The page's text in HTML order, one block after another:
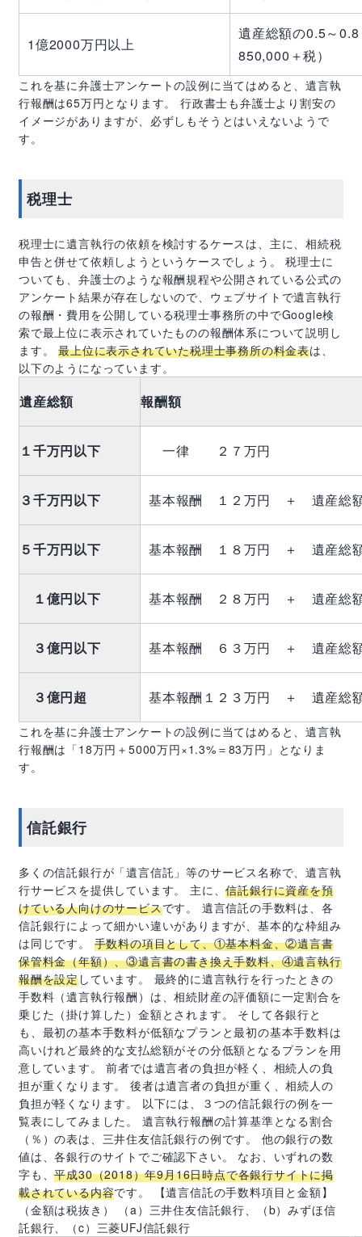
1億2000万円以上
遺産総額の0.5～
850,000＋税）
これを基に弁護士アンケートの設例に当てはめると、遺言執
行報酬は65万円となります。 行政書士も弁護士より割安の
イメージがありますが、必ずしもそうとはいえないようで
す。
税理士
税理士に遺言執行の依頼を検討するケースは、主に、相続税
申告と併せて依頼しようというケースでしょう。 税理士に
ついても、弁護士のような報酬規程や公開されている公式の
アンケート結果が存在しないので、ウェブサイトで遺言執行
の報酬・費用を公開している税理士事務所の中でGoogle検
索で最上位に表示されていたものの報酬体系について説明し
ます。最上位に表示されていた税理士事務所の料金表は、
以下のようになっています。
遺産総額 報酬額
１千万円以下 一律 ２７万円
３千万円以下 基本報酬 １２万円 ＋ 遺産総
５千万円以下 基本報酬 １８万円 ＋ 遺産総
１億円以下 基本報酬 ２８万円 ＋ 遺産総
３億円以下 基本報酬 ６３万円 ＋ 遺産総
３億円超 基本報酬１２３万円 ＋ 遺産総
これを基に弁護士アンケートの設例に当てはめると、遺言執
行報酬は「18万円＋5000万円×1.3% ＝83万円」となりま
す。
信託銀行
多くの信託銀行が「遺言信託」等のサービス名称で、遺言執
行サービスを提供しています。 主に、信託銀行に資産を預
けている人向けのサービスです。 遺言信託の手数料は、各
信託銀行によって細かい違いがありますが、基本的な枠組み
は同じです。 手数料の項目として、①基本料金、②遺言書
保管料金（年額）、③遺言書の書き換え手数料、④遺言執行
報酬を設定しています。 最終的に遺言執行を行ったときの
手数料（遺言執行報酬）は、相続財産の評価額に一定割合を
乗じた（掛け算した）金額とされます。 そして各銀行と
も、最初の基本手数料が低額なプランと最初の基本手数料は
高いけれど最終的な支払総額がその分低額となるプランを用
意しています。 前者では遺言者の負担が軽く、相続人の負
担が重くなります。 後者は遺言者の負担が重く、相続人の
負担が軽くなります。 以下には、３つの信託銀行の例を一
覧表にしてみました。 遺言執行報酬の計算基準となる割合
（％）の表は、三井住友信託銀行の例です。 他の銀行の数
値は、各銀行のサイトでご確認下さい。 なお、いずれの数
字も、平成30（2018）年9月16日時点で各銀行サイトに掲
載されている内容です。 【遺言信託の手数料項目と金額】
（金額は税抜き） （a）三井住友信託銀行、（b）みずほ信
託銀行、（c）三菱UFJ信託銀行